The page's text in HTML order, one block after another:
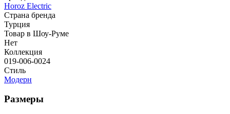
Horoz Electric
Страна бренда
Турция
Товар в Шоу-Руме
Нет
Коллекция
019-006-0024
Стиль
Модерн
Размеры